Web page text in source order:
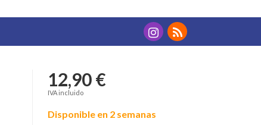
12,90 €
IVA incluido
Disponible en 2 semanas